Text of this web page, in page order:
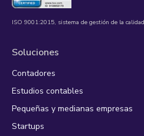
ISO 9001:2015, sistema de gestión de la
Soluciones
Contadores
Estudios contables
Pequeñas y medianas empresas
Startups